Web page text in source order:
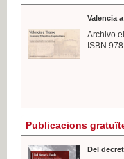
Valencia
Archivo
Publicacions
Del